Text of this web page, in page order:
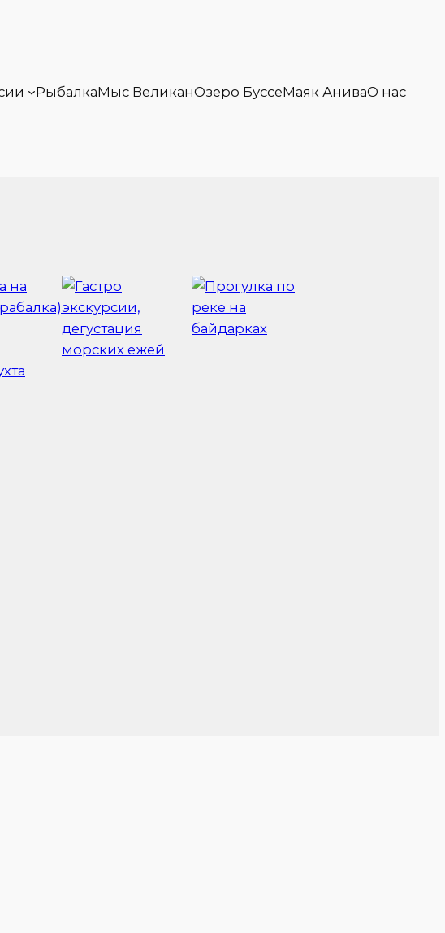
РыбалкаМыс ВеликанОзеро БуссеМаяк АниваО нас